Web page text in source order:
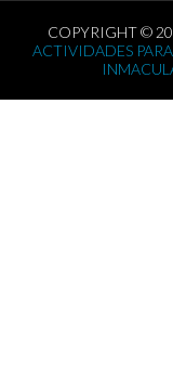
COPYRIGHT ©
ACTIVIDADES